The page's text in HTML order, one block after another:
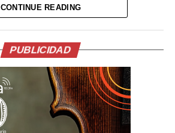
CONTINUE READING
PUBLICIDAD